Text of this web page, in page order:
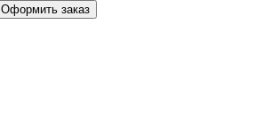
Оформить заказ